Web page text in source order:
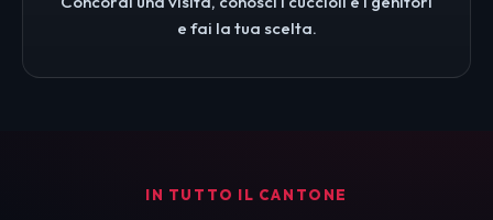
e fai la tua scelta.
IN TUTTO IL CANTONE